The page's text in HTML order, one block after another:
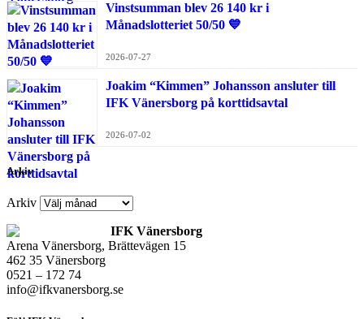
Vinstsumman blev 26 140 kr i
Månadslotteriet 50/50 💙
2026-07-27
Joakim “Kimmen” Johansson ansluter till
IFK Vänersborg på korttidsavtal
2026-07-02
Arkiv
Arkiv
IFK Vänersborg
Arena Vänersborg, Brättevägen 15
462 35 Vänersborg
0521 – 172 74
info@ifkvanersborg.se